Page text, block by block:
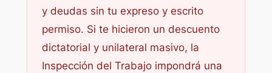
y deudas sin tu expreso y escrito
permiso. Si te hicieron un descuento
dictatorial y unilateral masivo, la
Inspección del Trabajo impondrá una